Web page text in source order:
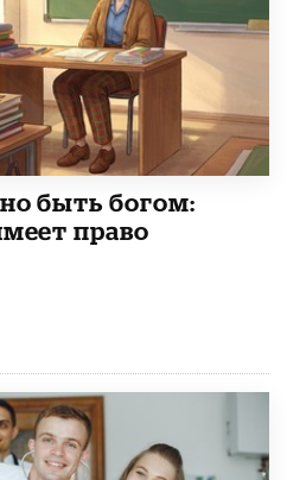
быть богом:
право